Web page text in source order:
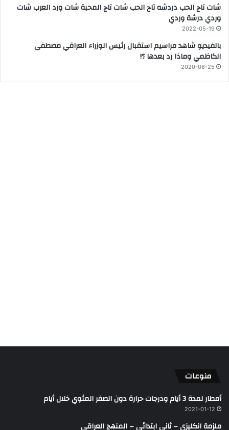
شات تاج الحب دردشه تاج الحب شات تاج المحبة شات ورد العرب شات
وردي درشة وردي
2022-05-19
بالفيديو شاهد مراسيم استقبال رئيس الوزراء العراقي مصطفى
الكاظمي وماذا رد بعدها ؟!
2020-08-25
منوعات
أمطار لمدة 3 أيام ودرجات حرارة دون الصفر المئوي خلال أيام
2021-01-12
ملزمة انكليزي – ثاني ابتدائي – المنهج العراقي